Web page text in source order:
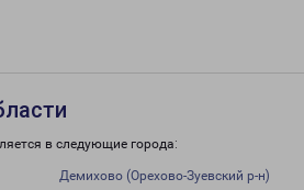
в следующие города:
Демихово (Орехово-Зуевский р-н)